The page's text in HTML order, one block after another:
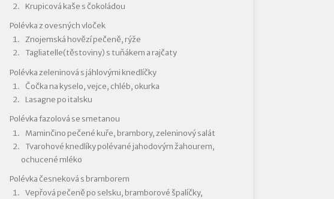
Krupicová kaše s čokoládou
Polévka z ovesných vloček
Znojemská hovězí pečeně, rýže
Tagliatelle(těstoviny) s tuňákem a rajčaty
Polévka zeleninová s jáhlovými knedlíčky
Čočka na kyselo, vejce, chléb, okurka
Lasagne po italsku
Polévka fazolová se smetanou
Maminčino pečené kuře, brambory, zeleninový salát
Tvarohové knedlíky polévané jahodovým žahourem,
ochucené mléko
Polévka česneková s bramborem
Vepřová pečeně po selsku, bramborové špalíčky,